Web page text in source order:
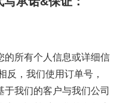
的所有个人信息或详细信
反，我们使用订单号，
我们的客户与我们公司